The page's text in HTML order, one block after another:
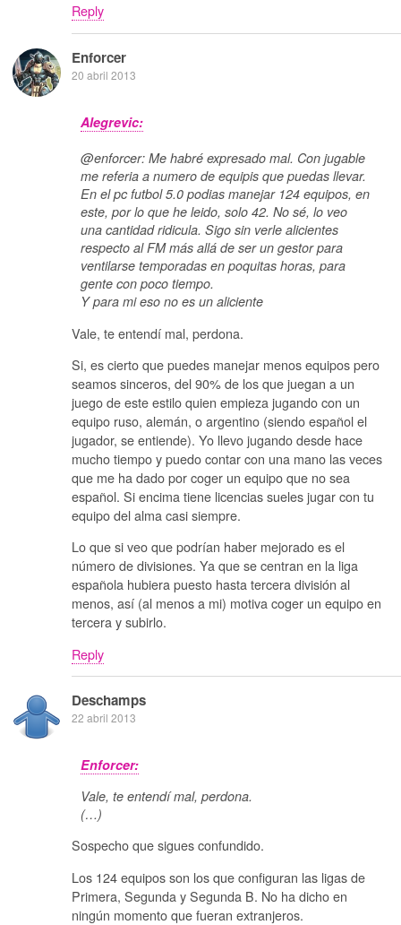
Reply
Enforcer
20 abril 2013
Alegrevic:
@enforcer: Me habré expresado mal. Con jugable
me referia a numero de equipis que puedas llevar.
En el pc futbol 5.0 podias manejar 124 equipos, en
este, por lo que he leido, solo 42. No sé, lo veo
una cantidad ridicula. Sigo sin verle alicientes
respecto al FM más allá de ser un gestor para
ventilarse temporadas en poquitas horas, para
gente con poco tiempo.
Y para mi eso no es un aliciente
Vale, te entendí mal, perdona.
Si, es cierto que puedes manejar menos equipos pero
seamos sinceros, del 90% de los que juegan a un
juego de este estilo quien empieza jugando con un
equipo ruso, alemán, o argentino (siendo español el
jugador, se entiende). Yo llevo jugando desde hace
mucho tiempo y puedo contar con una mano las veces
que me ha dado por coger un equipo que no sea
español. Si encima tiene licencias sueles jugar con tu
equipo del alma casi siempre.
Lo que si veo que podrían haber mejorado es el
número de divisiones. Ya que se centran en la liga
española hubiera puesto hasta tercera división al
menos, así (al menos a mi) motiva coger un equipo en
tercera y subirlo.
Reply
Deschamps
22 abril 2013
Enforcer:
Vale, te entendí mal, perdona.
(…)
Sospecho que sigues confundido.
Los 124 equipos son los que configuran las ligas de
Primera, Segunda y Segunda B. No ha dicho en
ningún momento que fueran extranjeros.